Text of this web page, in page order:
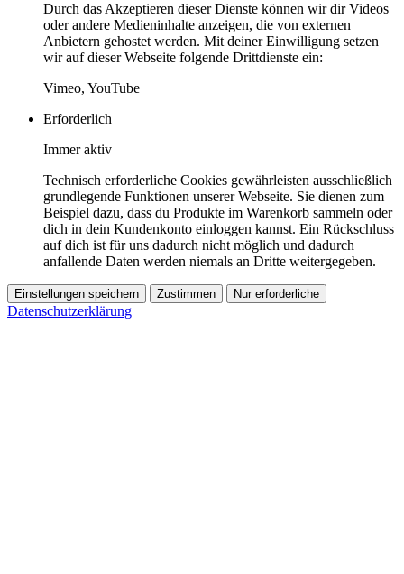
Durch das Akzeptieren dieser Dienste können wir dir Videos
oder andere Medieninhalte anzeigen, die von externen
Anbietern gehostet werden. Mit deiner Einwilligung setzen
wir auf dieser Webseite folgende Drittdienste ein:
Vimeo, YouTube
Erforderlich
Immer aktiv
Technisch erforderliche Cookies gewährleisten ausschließlich
grundlegende Funktionen unserer Webseite. Sie dienen zum
Beispiel dazu, dass du Produkte im Warenkorb sammeln oder
dich in dein Kundenkonto einloggen kannst. Ein Rückschluss
auf dich ist für uns dadurch nicht möglich und dadurch
anfallende Daten werden niemals an Dritte weitergegeben.
Einstellungen speichern Zustimmen Nur erforderliche
Datenschutzerklärung